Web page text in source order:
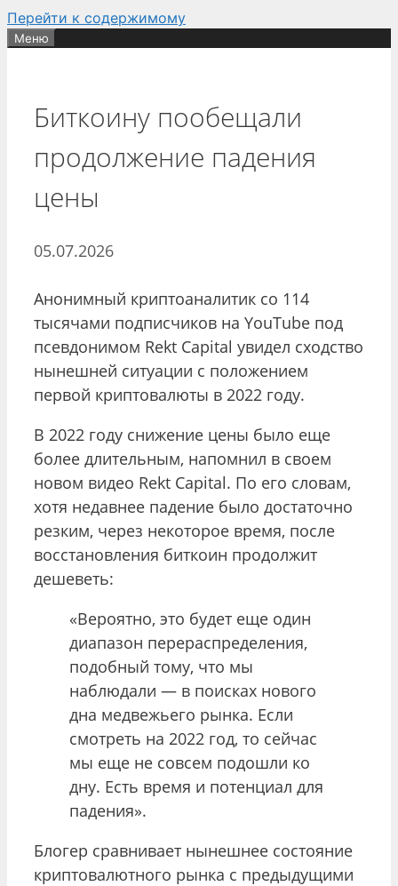
Перейти к содержимому
Меню
Биткоину пообещали
продолжение падения
цены
05.07.2026
Анонимный криптоаналитик со 114
тысячами подписчиков на YouTube под
псевдонимом Rekt Capital увидел сходство
нынешней ситуации с положением
первой криптовалюты в 2022 году.
В 2022 году снижение цены было еще
более длительным, напомнил в своем
новом видео Rekt Capital. По его словам,
хотя недавнее падение было достаточно
резким, через некоторое время, после
восстановления биткоин продолжит
дешеветь:
«Вероятно, это будет еще один
диапазон перераспределения,
подобный тому, что мы
наблюдали — в поисках нового
дна медвежьего рынка. Если
смотреть на 2022 год, то сейчас
мы еще не совсем подошли ко
дну. Есть время и потенциал для
падения».
Блогер сравнивает нынешнее состояние
криптовалютного рынка с предыдущими